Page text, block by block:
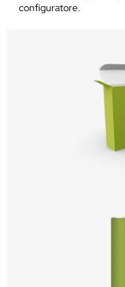
configuratore.